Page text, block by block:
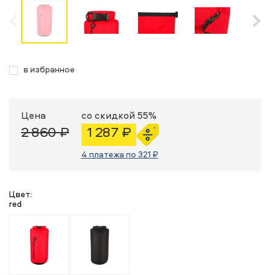
в избранное
Цена
2 860 ₽
со скидкой 55%
1 287 ₽
4 платежа по 321 ₽
Цвет:
red